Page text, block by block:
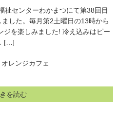
祉センターわかまつにて第38回目
した。毎月第2土曜日の13時から
ジを楽しみました! 冷え込みはピー
[…]
レンジカフェ
を読む